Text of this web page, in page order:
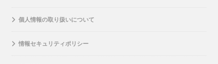
個人情報の取り扱いについて
情報セキュリティポリシー